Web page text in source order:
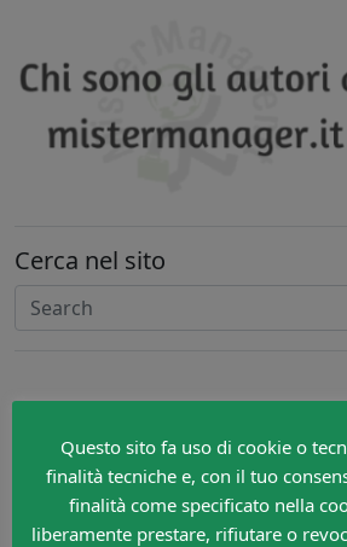
Cerca nel sito
Questo sito fa uso di cookie o
finalità tecniche e, con il tuo
finalità come specificato nella
liberamente prestare, rifiutare o